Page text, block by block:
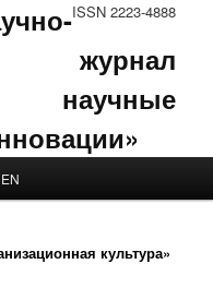
ISSN 2223-4888
журнал
научные
EN
культура»